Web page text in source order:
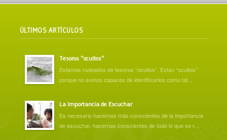
ÚLTIMOS ARTÍCULOS
Tesoros “ocultos”
Estamos rodeados de tesoros “ocultos”. Están “ocultos”
porque no somos capaces de identificarlos como tal...
La Importancia de Escuchar
Es necesario hacernos más conscientes de la importancia
de escuchar, hacernos conscientes de todo lo que se r...